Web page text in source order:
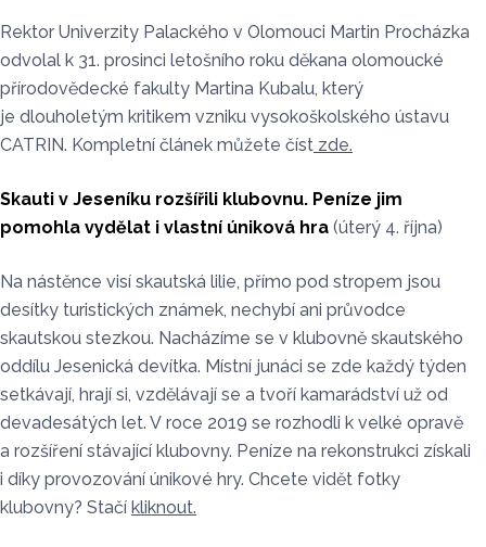
Rektor Univerzity Palackého v Olomouci Martin Procházka
odvolal k 31. prosinci letošního roku děkana olomoucké
přírodovědecké fakulty Martina Kubalu, který
je dlouholetým kritikem vzniku vysokoškolského ústavu
CATRIN. Kompletní článek můžete číst zde.
Skauti v Jeseníku rozšířili klubovnu. Peníze jim
pomohla vydělat i vlastní úniková hra (úterý 4. října)
Na nástěnce visí skautská lilie, přímo pod stropem jsou
desítky turistických známek, nechybí ani průvodce
skautskou stezkou. Nacházíme se v klubovně skautského
oddílu Jesenická devítka. Místní junáci se zde každý týden
setkávají, hrají si, vzdělávají se a tvoří kamarádství už od
devadesátých let. V roce 2019 se rozhodli k velké opravě
a rozšíření stávající klubovny. Peníze na rekonstrukci získali
i díky provozování únikové hry. Chcete vidět fotky
klubovny? Stačí kliknout.